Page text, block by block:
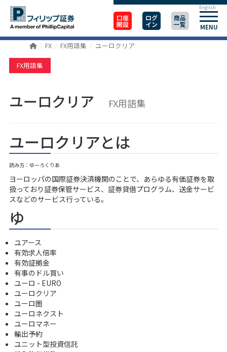
口座
開設
ログ
イン
商品
一覧 MENU
English
FX FX用語集 ユーロクリア
FX用語集
ユーロクリア FX用語集
ユーロクリアとは
読み方：ゆーろくりあ
ヨーロッパの国際証券決済機関のことで、あらゆる有価証券を取
扱っており証券保管サービス、証券貸借プログラム、送金サービ
スなどのサービス行っている。
ゆ
ユアース
有効求人倍率
有効証拠金
有事のドル買い
ユーロ - EURO
ユーロクリア
ユーロ圏
ユーロネクスト
ユーロマネー
輸出予約
ユニット型投資信託